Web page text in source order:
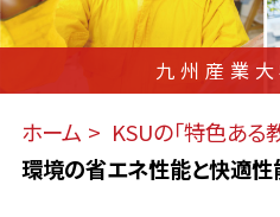
九州産業
ホーム KSUの「特色ある
環境の省エネ性能と快適